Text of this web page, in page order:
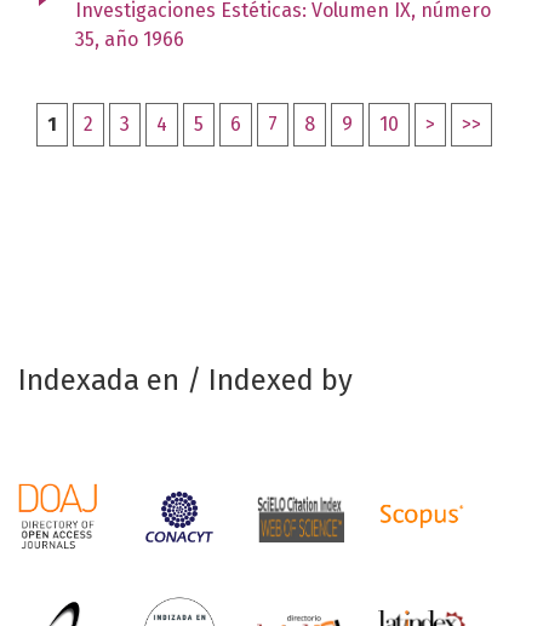
Investigaciones Estéticas: Volumen IX, número
35, año 1966
1 2 3 4 5 6 7 8 9 10 > >>
Indexada en / Indexed by